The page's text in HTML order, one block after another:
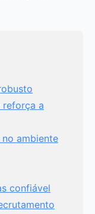
a
ambiente
confiável